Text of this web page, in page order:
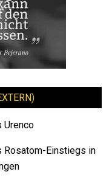
Urenco
Rosatom-Einstiegs in